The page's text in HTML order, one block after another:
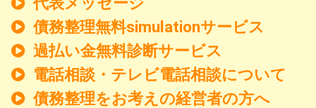
債務整理無料simulationサービス
過払い金無料診断サービス
電話相談・テレビ電話相談について
債務整理をお考えの経営者の方へ